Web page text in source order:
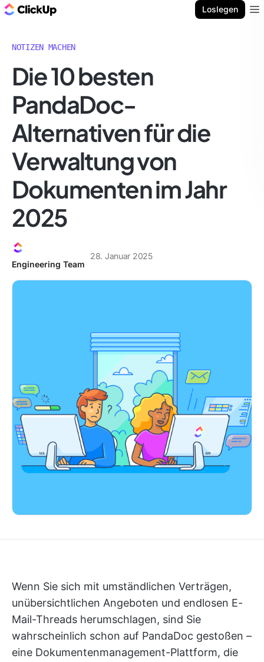
Loslegen
NOTIZEN MACHEN
Die 10 besten
PandaDoc-
Alternativen für die
Verwaltung von
Dokumenten im Jahr
2025
Engineering Team
28. Januar 2025
Wenn Sie sich mit umständlichen Verträgen,
unübersichtlichen Angeboten und endlosen E-
Mail-Threads herumschlagen, sind Sie
wahrscheinlich schon auf PandaDoc gestoßen –
eine Dokumentenmanagement-Plattform, die